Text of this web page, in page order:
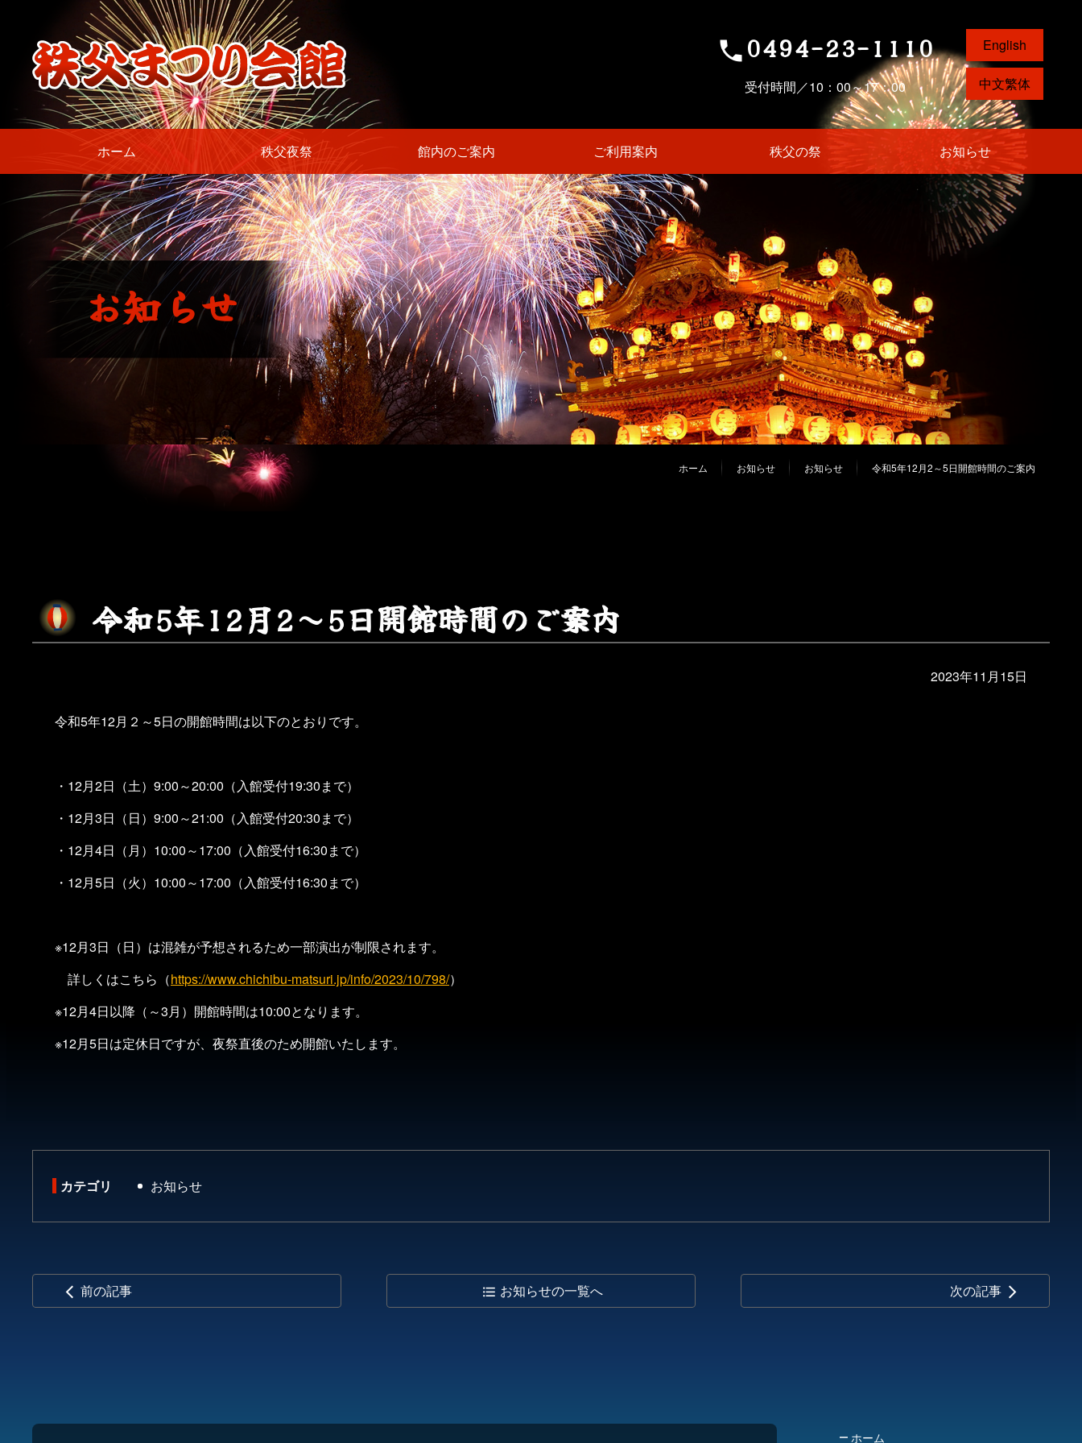
文
ッ
phone0494-23-1110
受付時間／10：00～17：00
English
中文繁体
ホーム 秩父夜祭 館内のご案内 ご利用案内 秩父の祭 お知らせ
お知らせ
令和5年12月2～5日開館時間の ご案内
2023年11月15日
令和5年12月２～5日の開館時間は以下のとおりです。
・12月2日（土）9:00～20:00（入館受付19:30まで）
・12月3日（日）9:00～21:00（入館受付20:30まで）
・12月4日（月）10:00～17:00（入館受付16:30まで）
・12月5日（火）10:00～17:00（入館受付16:30まで）
※12月3日（日）は混雑が予想されるため一部演出が制限されます。
詳しくはこちら（https://www.chichibu-matsuri.jp/info/2023/10/798/）
※12月4日以降（～3月）開館時間は10:00となります。
※12月5日は定休日ですが、夜祭直後のため開館いたします。
カテゴリ お知らせ
arrow_back_ios 前の記事 format_list_bulleted お知らせの一覧へ 次の記事 arrow_forward_ios
ホーム お知らせ お知らせ 令和5年12月2～5日開館時間のご案内
ホーム